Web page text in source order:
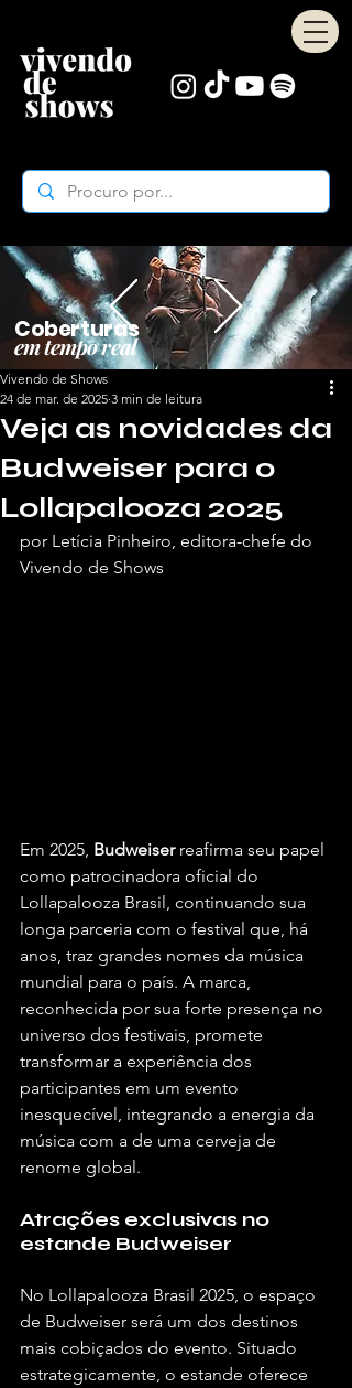
Coberturas
em tempo real
Veja as novidades da
Budweiser para o
Lollapalooza 2025
Vivendo de Shows
24 de mar. de 2025 3 min de leitura
por Letícia Pinheiro, editora-chefe do
Vivendo de Shows
Em 2025, Budweiser reafirma seu papel
como patrocinadora oficial do
Lollapalooza Brasil, continuando sua
longa parceria com o festival que, há
anos, traz grandes nomes da música
mundial para o país. A marca,
reconhecida por sua forte presença no
universo dos festivais, promete
transformar a experiência dos
participantes em um evento
inesquecível, integrando a energia da
música com a de uma cerveja de
renome global.
Atrações exclusivas no
estande Budweiser
No Lollapalooza Brasil 2025, o espaço
de Budweiser será um dos destinos
mais cobiçados do evento. Situado
estrategicamente, o estande oferece